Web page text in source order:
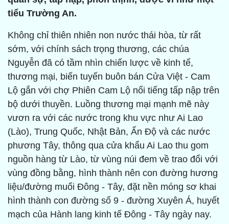
tiểu Trường An.
Không chỉ thiên nhiên non nước thái hòa, từ rất
sớm, với chính sách trọng thương, các chúa
Nguyễn đã có tầm nhìn chiến lược về kinh tế,
thương mại, biến tuyến buôn bán Cửa Việt - Cam
Lộ gắn với chợ Phiên Cam Lộ nổi tiếng tấp nập trên
bộ dưới thuyền. Luồng thương mại mạnh mẽ này
vươn ra với các nước trong khu vực như Ai Lao
(Lào), Trung Quốc, Nhật Bản, Ấn Độ và các nước
phương Tây, thông qua cửa khẩu Ai Lao thu gom
nguồn hàng từ Lào, từ vùng núi đem về trao đổi với
vùng đồng bằng, hình thành nên con đường hương
liệu/đường muối Đông - Tây, đặt nền móng sơ khai
hình thành con đường số 9 - đường Xuyên Á, huyết
mạch của Hành lang kinh tế Đông - Tây ngày nay.